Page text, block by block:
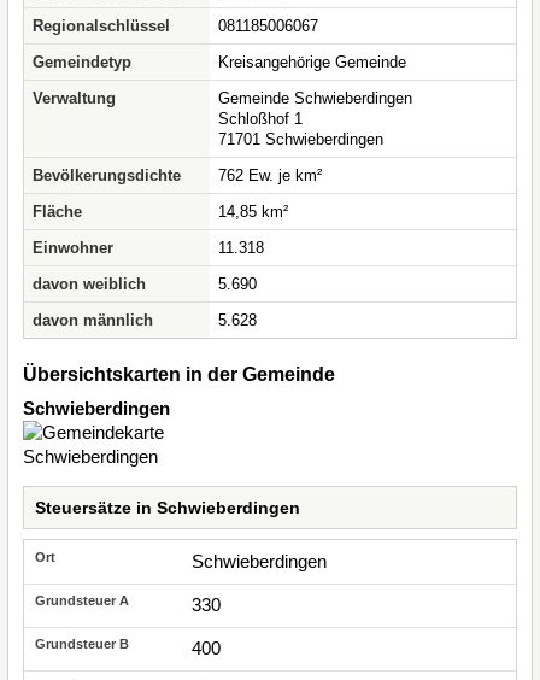
Regionalschlüssel
081185006067
Gemeindetyp
Kreisangehörige Gemeinde
Verwaltung
Gemeinde Schwieberdingen
Schloßhof 1
71701 Schwieberdingen
Bevölkerungsdichte
762 Ew. je km²
Fläche
14,85 km²
Einwohner
11.318
davon weiblich
5.690
davon männlich
5.628
Übersichtskarten in der Gemeinde
Schwieberdingen
Steuersätze in Schwieberdingen
Schwieberdingen
330
400